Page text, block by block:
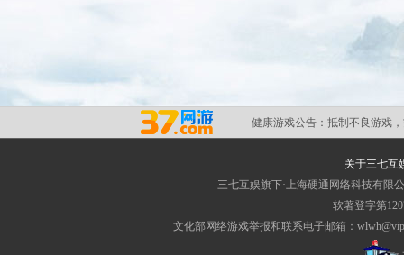
健康游戏公告： 抵制不良游戏
关于三七互
三七互娱旗下·上海硬通网络科技有限
软著登字第
文化部网络游戏举报和联系电子邮箱：